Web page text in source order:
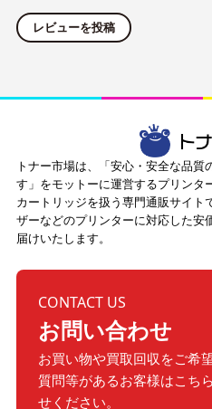
レビューを投稿
トナー市場は、「安心・安全な品質
す」をモットーに運営するプリンタ
カートリッジを扱う専門通販サイト
ザーなどのプリンターに対応した安
届けいたします。
CONTACT US
お問い合わせ
お買い物や買取回収をご希
質問等があるお客様はこち
せください。